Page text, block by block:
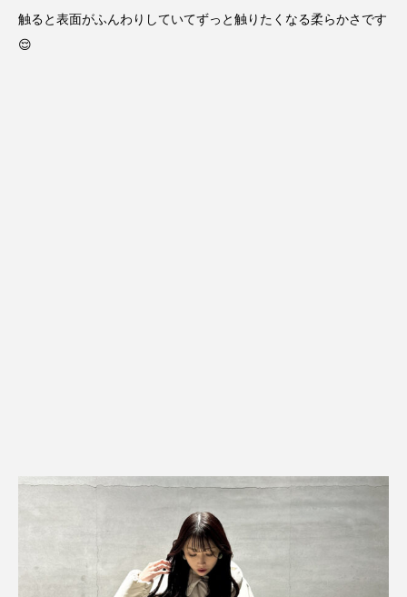
触ると表面がふんわりしていてずっと触りたくなる柔らかさです
😌